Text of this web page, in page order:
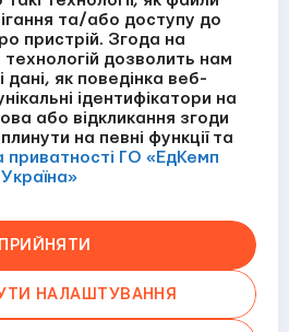
та/або доступу до
пристрій. Згода на
дозволить нам
дані, як поведінка веб-
ідентифікатори на
або відкликання згоди
на певні функції та
приватності ГО «ЕдКемп
Україна»
ПРИЙНЯТИ
НАЛАШТУВАННЯ
Політику приватності
Developed by